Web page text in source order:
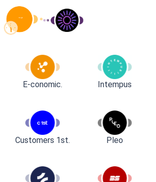
E-conomic. Intempus
Customers 1st. Pleo